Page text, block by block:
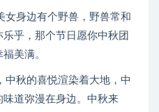
身边有个野兽，野兽常和
乎，那个节日愿你中秋团
美满。
秋的喜悦渲染着大地，中
道弥漫在身边。中秋来